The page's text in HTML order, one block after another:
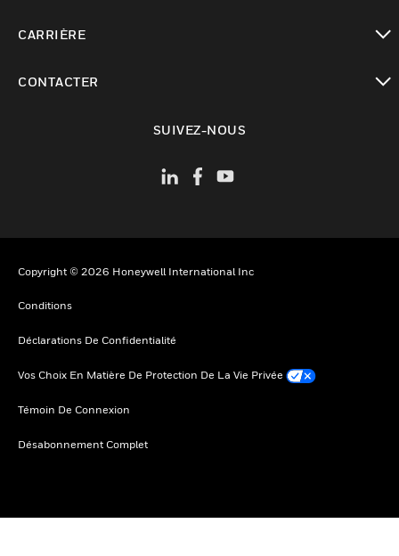
CARRIÈRE
CONTACTER
SUIVEZ-NOUS
Copyright © 2026 Honeywell International Inc
Conditions
Déclarations De Confidentialité
Vos Choix En Matière De Protection De La Vie Privée
Témoin De Connexion
Désabonnement Complet